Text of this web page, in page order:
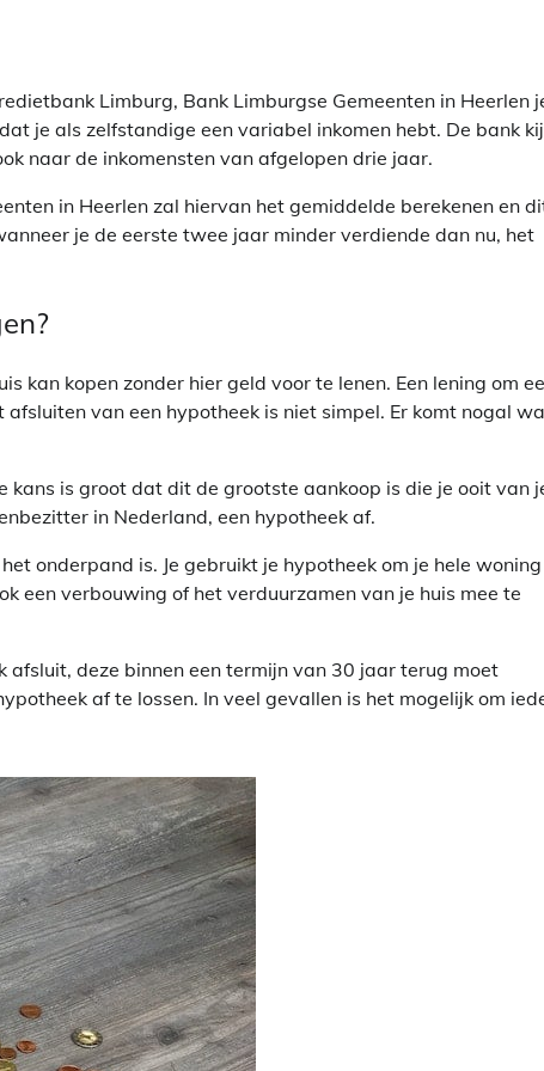
Limburg, Bank Limburgse Gemeenten in Heerlen
je als zelfstandige een variabel inkomen hebt. De bank
naar de inkomensten van afgelopen drie jaar.
in Heerlen zal hiervan het gemiddelde berekenen en
je de eerste twee jaar minder verdiende dan nu, het
kan kopen zonder hier geld voor te lenen. Een lening om
van een hypotheek is niet simpel. Er komt nogal
kans is groot dat dit de grootste aankoop is die je ooit van
in Nederland, een hypotheek af.
onderpand is. Je gebruikt je hypotheek om je hele
een verbouwing of het verduurzamen van je huis mee te
deze binnen een termijn van 30 jaar terug moet
af te lossen. In veel gevallen is het mogelijk om